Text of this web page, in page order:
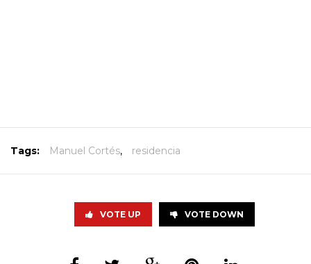
Tags: Manuel Cortés, residencia
VOTE UP VOTE DOWN